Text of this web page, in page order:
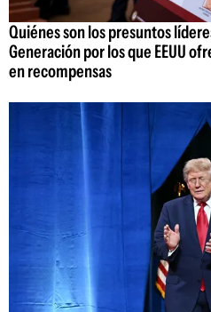
Quiénes son los presuntos
Generación por los que EEUU
en recompensas